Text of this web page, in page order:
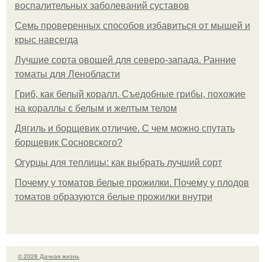
воспалительных заболеваний суставов
Семь проверенных способов избавиться от мышей и
крыс навсегда
Лучшие сорта овощей для северо-запада. Ранние
томаты для Ленобласти
Гриб, как белый коралл. Съедобные грибы, похожие
на кораллы с белым и желтым телом
Дягиль и борщевик отличие. С чем можно спутать
борщевик Сосновского?
Огурцы для теплицы: как выбрать лучший сорт
Почему у томатов белые прожилки. Почему у плодов
томатов образуются белые прожилки внутри
© 2026 Дачная жизнь